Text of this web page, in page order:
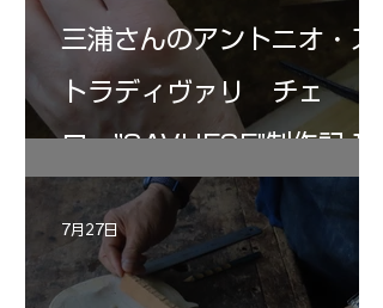
三浦さんのアントニオ・ス
トラディヴァリ チェ
ロ ”SAVUESE"制作記１2
7月27日